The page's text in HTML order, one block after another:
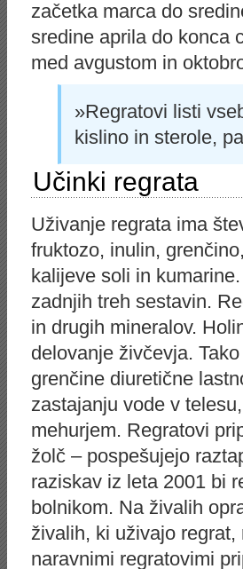
začetka marca do
sredine aprila do konca
med avgustom in
»Regratovi listi
kislino in sterole,
Učinki regrata
Uživanje regrata ima
fruktozo, inulin,
kalijeve soli in
zadnjih treh sestavin.
in drugih mineralov.
delovanje živčevja.
grenčine diuretične
zastajanju vode v
mehurjem. Regratovi
žolč – pospešujejo
raziskav iz leta 2001 bi
bolnikom. Na živalih
živalih, ki uživajo
naravnimi regratovimi